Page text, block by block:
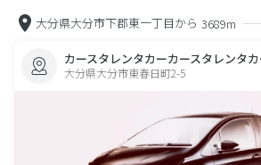
大分県大分市下郡東一丁目から 3689m
カースタレンタカーカースタレンタ
大分県大分市東春日町2-5